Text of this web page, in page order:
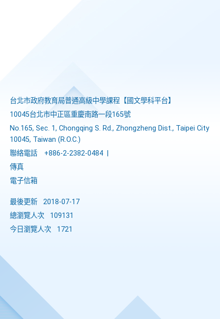
台北市政府教育局普通高級中學課程​【​國文學科平台】
10045台北市中正區重慶南路一段165號
No.165, Sec. 1, Chongqing S. Rd., Zhongzheng Dist., Taipei City
10045, Taiwan (R.O.C.)
聯絡電話
+886-2-2382-0484
傳真
電子信箱
最後更新
2018-07-17
總瀏覽人次
109131
今日瀏覽人次
1721